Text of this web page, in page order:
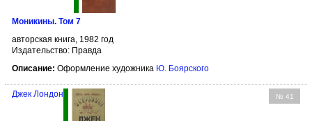
Моникины. Том 7
авторская книга, 1982 год
Издательство: Правда
Описание: Оформление художника Ю. Боярского
№ 41
Джек Лондон